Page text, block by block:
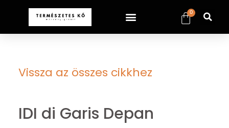
0
Vissza az összes cikkhez
IDI di Garis Depan